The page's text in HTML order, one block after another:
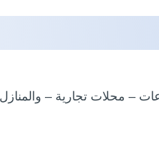
تجارية – والمنازل